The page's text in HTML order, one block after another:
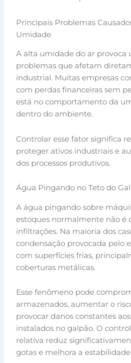
Principais Problemas
Umidade
A alta umidade do ar provoca
problemas que afetam
industrial. Muitas empresas
com perdas financeiras sem
está no comportamento da
dentro do ambiente.
Controlar esse fator significa
proteger ativos industriais e
dos processos produtivos.
Água Pingando no Teto do
A água pingando sobre
estoques normalmente não é
infiltrações. Na maioria dos
condensação provocada pelo
com superfícies frias,
coberturas metálicas.
Esse fenômeno pode
armazenados, aumentar o
provocar danos constantes
instalados no galpão. O
relativa reduz
gotas e melhora a